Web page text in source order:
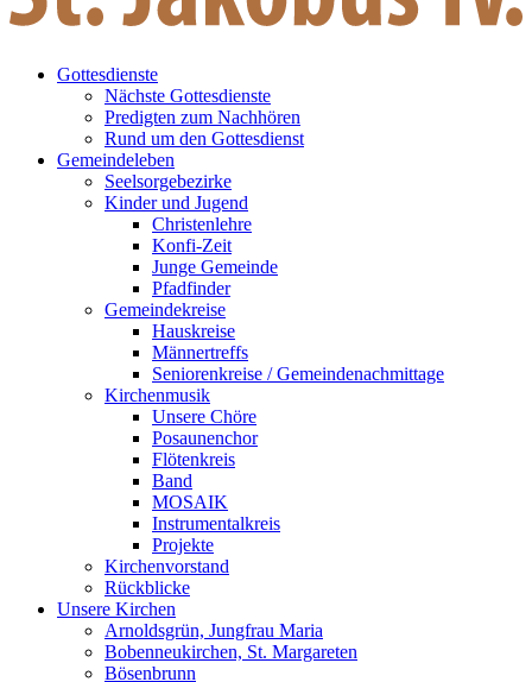
Gottesdienste
Nächste Gottesdienste
Predigten zum Nachhören
Rund um den Gottesdienst
Gemeindeleben
Seelsorgebezirke
Kinder und Jugend
Christenlehre
Konfi-Zeit
Junge Gemeinde
Pfadfinder
Gemeindekreise
Hauskreise
Männertreffs
Seniorenkreise / Gemeindenachmittage
Kirchenmusik
Unsere Chöre
Posaunenchor
Flötenkreis
Band
MOSAIK
Instrumentalkreis
Projekte
Kirchenvorstand
Rückblicke
Unsere Kirchen
Arnoldsgrün, Jungfrau Maria
Bobenneukirchen, St. Margareten
Bösenbrunn